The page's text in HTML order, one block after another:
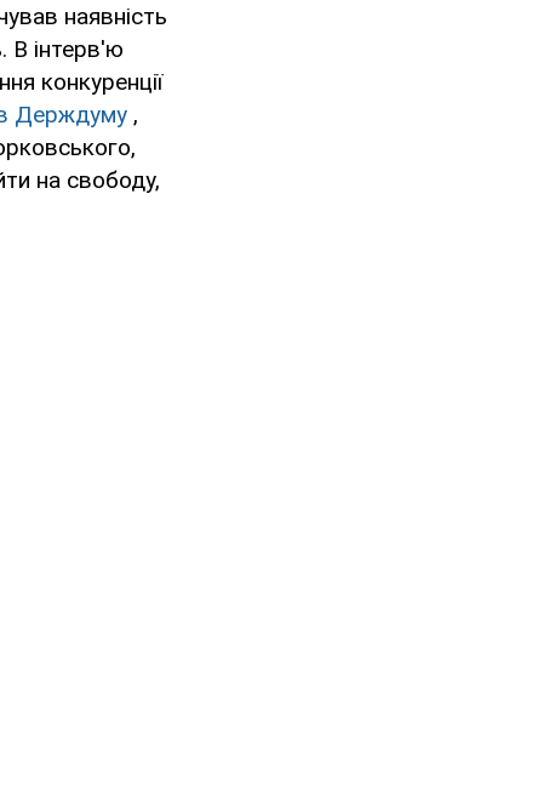
наявність
В інтерв'ю
конкуренції
Держдуму ,
на свободу,